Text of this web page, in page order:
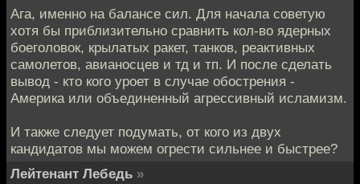
Ага, именно на балансе сил. Для начала советую
хотя бы приблизительно сравнить кол-во ядерных
боеголовок, крылатых ракет, танков, реактивных
самолетов, авианосцев и тд и тп. И после сделать
вывод - кто кого уроет в случае обострения -
Америка или объединенный агрессивный исламизм.
И также следует подумать, от кого из двух
кандидатов мы можем огрести сильнее и быстрее?
Лейтенант Лебедь »